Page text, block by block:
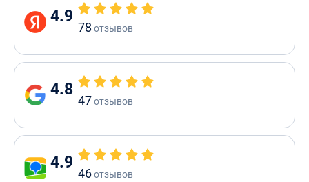
4.9
78 отзывов
4.8
47отзывов
4.9
46отзывов